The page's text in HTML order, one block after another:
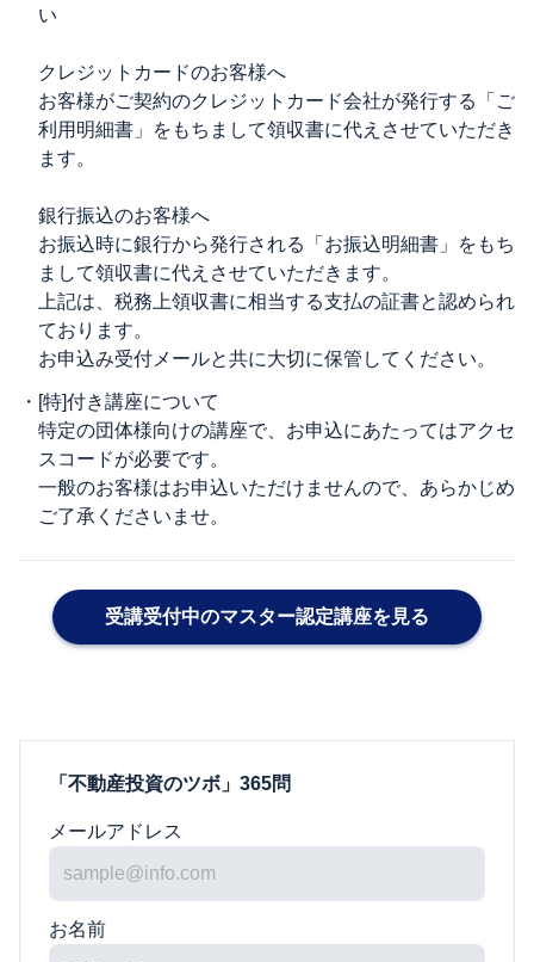
い
クレジットカードのお客様へ
お客様がご契約のクレジットカード会社が発行する「ご
利用明細書」をもちまして領収書に代えさせていただき
ます。
銀行振込のお客様へ
お振込時に銀行から発行される「お振込明細書」をもち
まして領収書に代えさせていただきます。
上記は、税務上領収書に相当する支払の証書と認められ
ております。
お申込み受付メールと共に大切に保管してください。
・ [特]付き講座について
特定の団体様向けの講座で、お申込にあたってはアクセ
スコードが必要です。
一般のお客様はお申込いただけませんので、あらかじめ
ご了承くださいませ。
受講受付中のマスター認定講座を見る
「不動産投資のツボ」365問
メールアドレス
お名前